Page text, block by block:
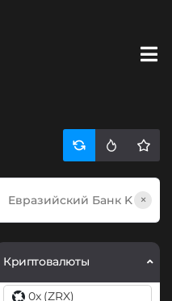
×
Криптовалюты
0x (ZRX)